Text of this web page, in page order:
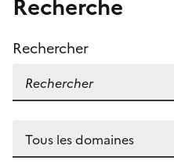
Rechercher